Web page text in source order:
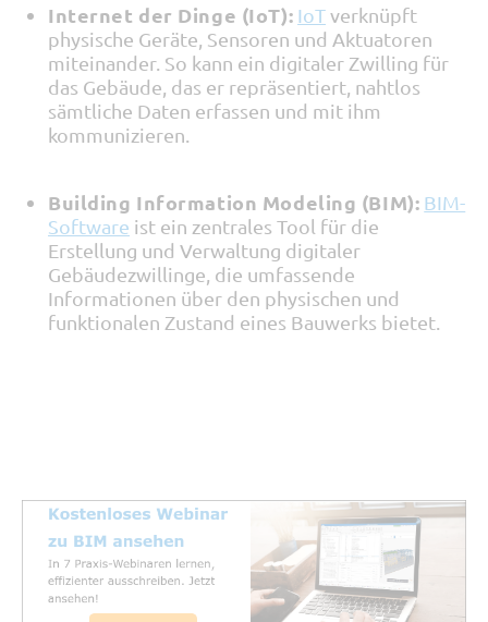
Internet der Dinge (IoT): IoTverknüpft
physische Geräte, Sensoren und Aktuatoren
miteinander. So kann ein digitaler Zwilling für
das Gebäude, das er repräsentiert, nahtlos
sämtliche Daten erfassen und mit ihm
kommunizieren.
Building Information Modeling (BIM): BIM-
Software ist ein zentrales Tool für die
Erstellung und Verwaltung digitaler
Gebäudezwillinge, die umfassende
Informationen über den physischen und
funktionalen Zustand eines Bauwerks bietet.